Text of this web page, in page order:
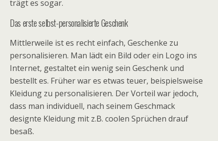
trägt es sogar.
Das erste selbst-personalisierte Geschenk
Mittlerweile ist es recht einfach, Geschenke zu
personalisieren. Man lädt ein Bild oder ein Logo ins
Internet, gestaltet ein wenig sein Geschenk und
bestellt es. Früher war es etwas teuer, beispielsweise
Kleidung zu personalisieren. Der Vorteil war jedoch,
dass man individuell, nach seinem Geschmack
designte Kleidung mit z.B. coolen Sprüchen drauf
besaß.